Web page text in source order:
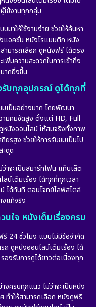
ใช้งานทุกกลุ่ม
าให้ใช้งานง่าย ช่วยให้ค้นหา
งแอคชั่น หนังโรแมนติก หนัง
มารถเลือก ดูหนังฟรี ได้ตรง
พิ่มความสะดวกในการเข้าถึง
ากยิ่งขึ้น
บทุกอุปกรณ์ ดูได้ทุกที่
เป็นอย่างมาก โดยพัฒนา
ามคมชัดสูง ตั้งแต่ HD, Full
นังออนไลน์ ให้สมจริงทั้งภาพ
รสูง ช่วยให้การรับชมเป็นไป
ะดุด
จะเป็นสมาร์ทโฟน แท็บเล็ต
น์เต็มเรื่อง ได้ทุกที่ทุกเวลา
ได้ทันที ตอบโจทย์ไลฟ์สไตล์
งแท้จริง
ใจ หนังเต็มเรื่องครบ
24 ชั่วโมง แบบไม่มีข้อจำกัด
ถ ดูหนังออนไลน์เต็มเรื่อง ได้
องรับการดูได้ยาวต่อเนื่องทุก
ครบทุกแนว ไม่ว่าจะเป็นหนัง
ทำให้สามารถเลือก หนังดูฟรี